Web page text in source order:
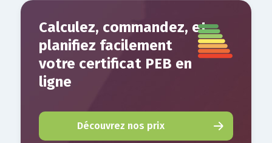
Calculez, commandez, et
planifiez facilement
votre certificat PEB en
ligne
Découvrez nos prix